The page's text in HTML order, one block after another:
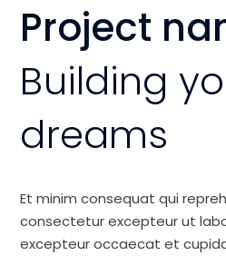
Project
Building
dreams
Et minim consequat qui
consectetur excepteur ut
excepteur occaecat et